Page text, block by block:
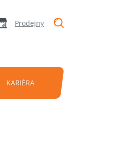
Prodejny
KARIÉRA